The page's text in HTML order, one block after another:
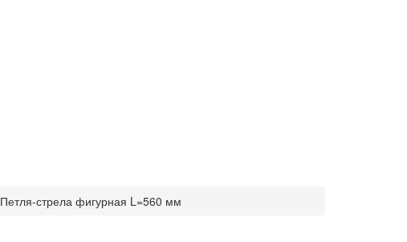
Петля-стрела фигурная L=560 мм